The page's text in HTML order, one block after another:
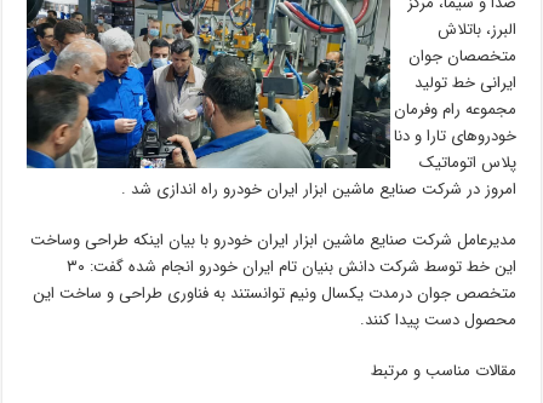
البرز، باتلاش
متخصصان جوان
ایرانی خط تولید
مجموعه رام وفرمان
خودروهای تارا و دنا
پلاس اتوماتیک
امروز در شرکت صنایع ماشین ابزار ایران خودرو راه اندازی شد .
مدیرعامل شرکت صنایع ماشین ابزار ایران خودرو با بیان اینکه طراحی وساخت
این خط توسط شرکت دانش بنیان تام ایران خودرو انجام شده گفت: ۳۰
متخصص جوان درمدت یکسال ونیم توانستند به فناوری طراحی و ساخت این
محصول دست پیدا کنند.
مقالات مناسب و مرتبط